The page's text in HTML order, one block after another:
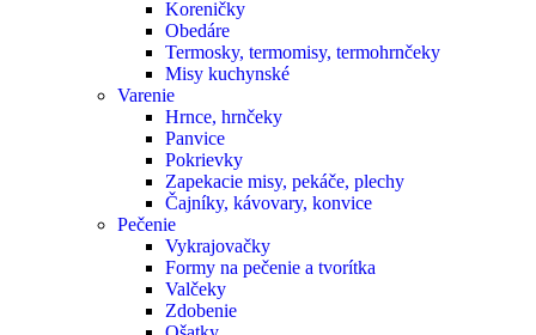
Koreničky
Obedáre
Termosky, termomisy, termohrnčeky
Misy kuchynské
Varenie
Hrnce, hrnčeky
Panvice
Pokrievky
Zapekacie misy, pekáče, plechy
Čajníky, kávovary, konvice
Pečenie
Vykrajovačky
Formy na pečenie a tvorítka
Valčeky
Zdobenie